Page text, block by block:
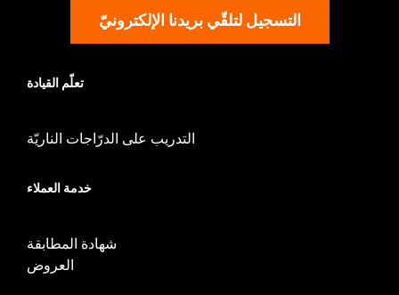
التسجيل لتلقّي بريدنا الإلكترونيّ
تعلّم القيادة
التدريب على الدرّاجات الناريّة
خدمة العملاء
شهادة المطابقة
العروض